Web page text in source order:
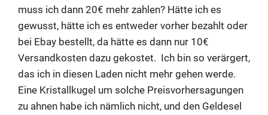
muss ich dann 20€ mehr zahlen? Hätte ich es
gewusst, hätte ich es entweder vorher bezahlt oder
bei Ebay bestellt, da hätte es dann nur 10€
Versandkosten dazu gekostet. Ich bin so verärgert,
das ich in diesen Laden nicht mehr gehen werde.
Eine Kristallkugel um solche Preisvorhersagungen
zu ahnen habe ich nämlich nicht, und den Geldesel